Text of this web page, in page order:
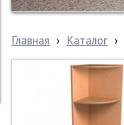
Главная › Каталог ›